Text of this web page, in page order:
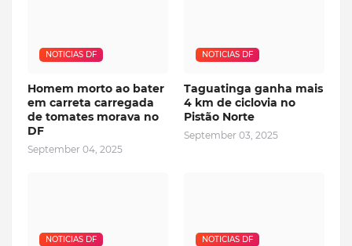
NOTICIAS DF
Homem morto ao bater
em carreta carregada
de tomates morava no
DF
September 04, 2025
NOTICIAS DF
Taguatinga ganha mais
4 km de ciclovia no
Pistão Norte
September 03, 2025
NOTICIAS DF NOTICIAS DF